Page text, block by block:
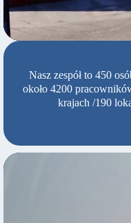
Nasz zespół to 450
około 4200
krajach /190